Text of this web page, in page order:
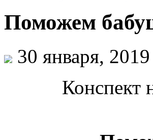
Поможем
30 января, 2019
Конспект